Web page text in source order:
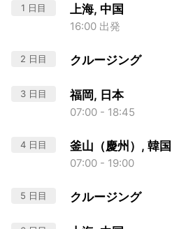
1 日目 上海, 中国
16:00 出発
2 日目 クルージング
3 日目 福岡, 日本
07:00 - 18:45
4 日目 釜山（慶州）, 韓国
07:00 - 19:00
5 日目 クルージング